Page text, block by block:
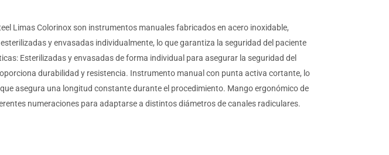
Limas Colorinox son instrumentos manuales fabricados en acero inoxidable,
y envasadas individualmente, lo que garantiza la seguridad del paciente
Esterilizadas y envasadas de forma individual para asegurar la seguridad del
durabilidad y resistencia. Instrumento manual con punta activa cortante, lo
asegura una longitud constante durante el procedimiento. Mango ergonómico de
numeraciones para adaptarse a distintos diámetros de canales radiculares.